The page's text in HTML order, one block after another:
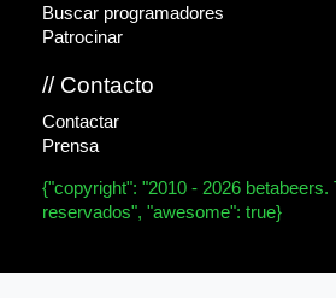
Buscar programadores
Patrocinar
// Contacto
Contactar
Prensa
{"copyright": "2010 - 2026 betabeers.
reservados", "awesome": true}